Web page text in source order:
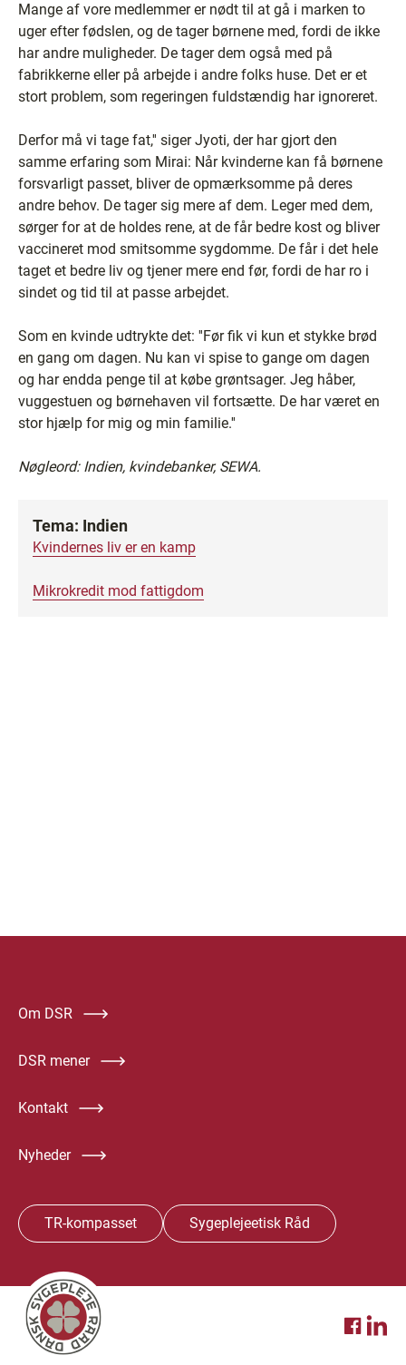
Mange af vore medlemmer er nødt til at gå i marken to
uger efter fødslen, og de tager børnene med, fordi de ikke
har andre muligheder. De tager dem også med på
fabrikkerne eller på arbejde i andre folks huse. Det er et
stort problem, som regeringen fuldstændig har ignoreret.
Derfor må vi tage fat,'' siger Jyoti, der har gjort den
samme erfaring som Mirai: Når kvinderne kan få børnene
forsvarligt passet, bliver de opmærksomme på deres
andre behov. De tager sig mere af dem. Leger med dem,
sørger for at de holdes rene, at de får bedre kost og bliver
vaccineret mod smitsomme sygdomme. De får i det hele
taget et bedre liv og tjener mere end før, fordi de har ro i
sindet og tid til at passe arbejdet.
Som en kvinde udtrykte det: ''Før fik vi kun et stykke brød
en gang om dagen. Nu kan vi spise to gange om dagen
og har endda penge til at købe grøntsager. Jeg håber,
vuggestuen og børnehaven vil fortsætte. De har været en
stor hjælp for mig og min familie.''
Nøgleord: Indien, kvindebanker, SEWA.
Tema: Indien
Kvindernes liv er en kamp
Mikrokredit mod fattigdom
Om DSR
DSR mener
Kontakt
Nyheder
TR-kompasset Sygeplejeetisk Råd